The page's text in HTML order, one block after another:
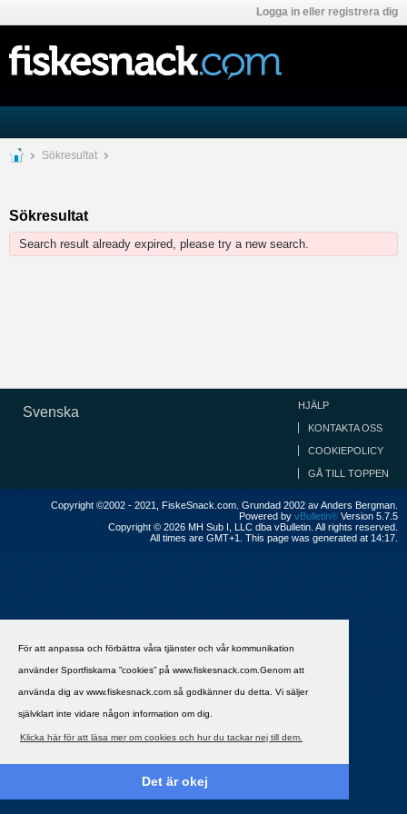
För att anpassa och förbättra våra tjänster och vår kommunikation
använder Sportfiskarna ”cookies” på www.fiskesnack.com.Genom att
använda dig av www.fiskesnack.com så godkänner du detta. Vi säljer
självklart inte vidare någon information om dig.
Klicka här för att läsa mer om cookies och hur du tackar nej till dem.
Det är okej
Logga in eller registrera dig
Sökresultat
Sökresultat
Search result already expired, please try a new search.
Svenska HJÄLP
KONTAKTA OSS
COOKIEPOLICY
GÅ TILL TOPPEN
Copyright ©2002 - 2021, FiskeSnack.com. Grundad 2002 av Anders Bergman.
Powered by vBulletin® Version 5.7.5
Copyright © 2026 MH Sub I, LLC dba vBulletin. All rights reserved.
All times are GMT+1. This page was generated at 14:17.